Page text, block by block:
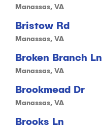
Manassas, VA
Bristow Rd
Manassas, VA
Broken Branch Ln
Manassas, VA
Brookmead Dr
Manassas, VA
Brooks Ln